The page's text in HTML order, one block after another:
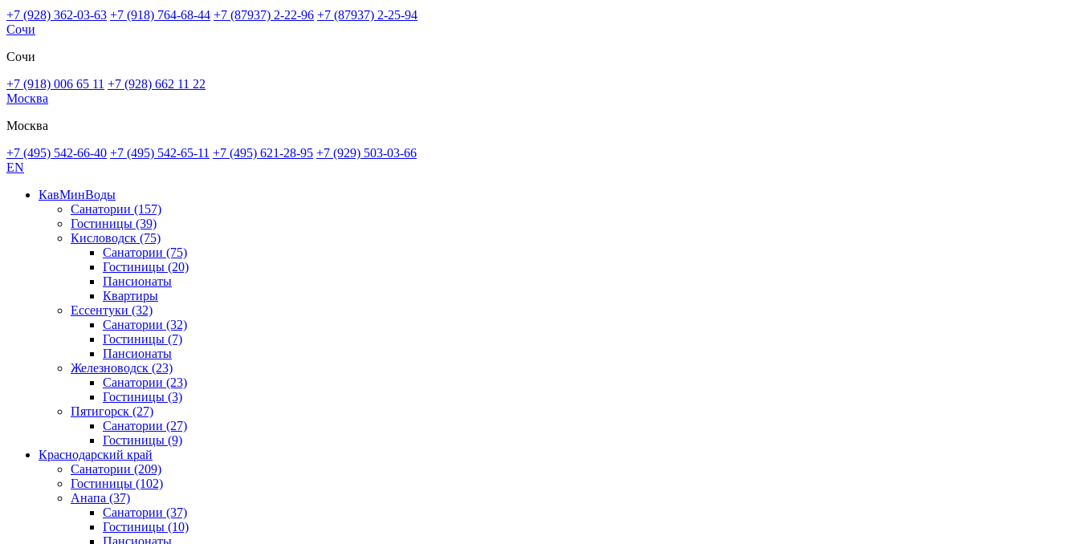
+7 (928) 362-03-63 +7 (918) 764-68-44 +7 (87937) 2-22-96 +7 (87937) 2-25-94
Сочи
Сочи
+7 (918) 006 65 11 +7 (928) 662 11 22
Москва
Москва
+7 (495) 542-66-40 +7 (495) 542-65-11 +7 (495) 621-28-95 +7 (929) 503-03-66
EN
КавМинВоды
Санатории (157)
Гостиницы (39)
Кисловодск (75)
Санатории (75)
Гостиницы (20)
Пансионаты
Квартиры
Ессентуки (32)
Санатории (32)
Гостиницы (7)
Пансионаты
Железноводск (23)
Санатории (23)
Гостиницы (3)
Пятигорск (27)
Санатории (27)
Гостиницы (9)
Краснодарский край
Санатории (209)
Гостиницы (102)
Анапа (37)
Санатории (37)
Гостиницы (10)
Пансионаты